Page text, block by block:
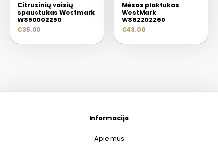
Citrusinių vaisių
spaustukas Westmark
WS50002260
€35.00
Mėsos plaktukas
WestMark
WS62202260
€43.00
Informacija
Apie mus